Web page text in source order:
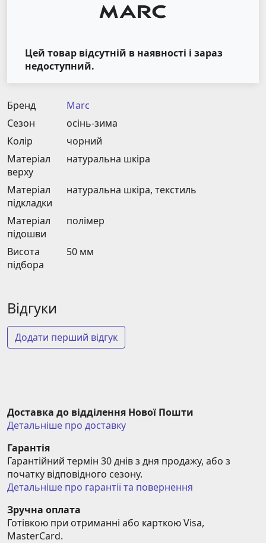
Цей товар відсутній в наявності і зараз
недоступний.
Бренд
Marc
Сезон
осінь-зима
Колір
чорний
Матеріал
верху
натуральна шкіра
Матеріал
підкладки
натуральна шкіра, текстиль
Матеріал
підошви
полімер
Висота
підбора
50 мм
Відгуки
Додати перший відгук
Доставка до відділення Нової Пошти
Детальніше про доставку
Гарантія
Гарантійний термін 30 днів з дня продажу, або з
початку відповідного сезону.
Детальніше про гарантії та повернення
Зручна оплата
Готівкою при отриманні або карткою Visa,
MasterCard.